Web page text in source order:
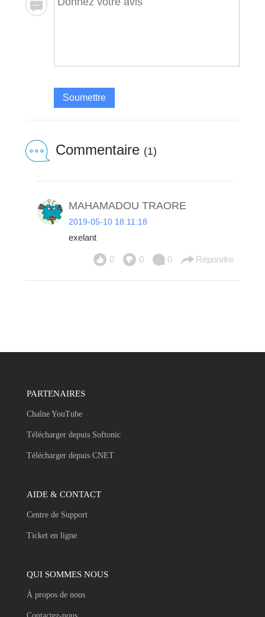
Soumettre
Commentaire (1)
MAHAMADOU TRAORE
2019-05-10 18:11:18
exelant
0 0 0 Répondre
PARTENAIRES
Chaîne YouTube
Télécharger depuis Softonic
Télécharger depuis CNET
AIDE & CONTACT
Centre de Support
Ticket en ligne
QUI SOMMES NOUS
À propos de nous